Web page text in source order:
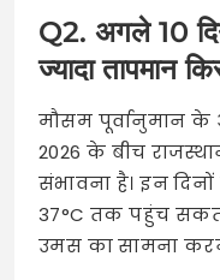
Q2. अगले 10
ज्यादा तापमान
मौसम पूर्वानुमान के
2026 के बीच
संभावना है। इन
37°C तक पहुंच
उमस का सामना